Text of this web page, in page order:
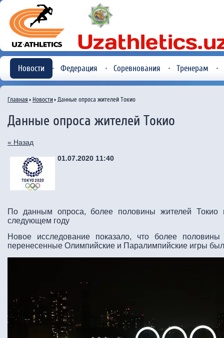
Новости Федерация Соревнования Тренерам
Главная Новости Данные опроса жителей Токио
Данные опроса жителей Токио
« Назад
01.07.2020 11:40
По данным опроса, более половины жителей Токио
следующем году
Новое исследование показало, что более
перенесенные Олимпийские и Паралимпийские игры